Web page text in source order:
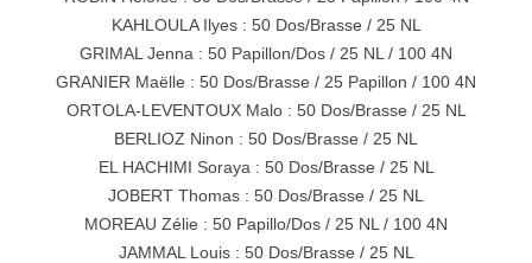
KAHLOULA Ilyes : 50 Dos/Brasse / 25 NL
GRIMAL Jenna : 50 Papillon/Dos / 25 NL / 100 4N
GRANIER Maëlle : 50 Dos/Brasse / 25 Papillon / 100 4N
ORTOLA-LEVENTOUX Malo : 50 Dos/Brasse / 25 NL
BERLIOZ Ninon : 50 Dos/Brasse / 25 NL
EL HACHIMI Soraya : 50 Dos/Brasse / 25 NL
JOBERT Thomas : 50 Dos/Brasse / 25 NL
MOREAU Zélie : 50 Papillo/Dos / 25 NL / 100 4N
JAMMAL Louis : 50 Dos/Brasse / 25 NL